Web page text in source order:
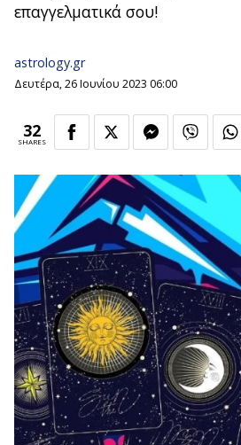
επαγγελματικά σου!
astrology.gr
Δευτέρα, 26 Ιουνίου 2023 06:00
32
SHARES